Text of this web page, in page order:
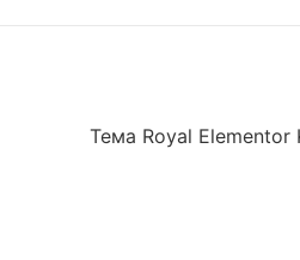
Тема Royal Elementor